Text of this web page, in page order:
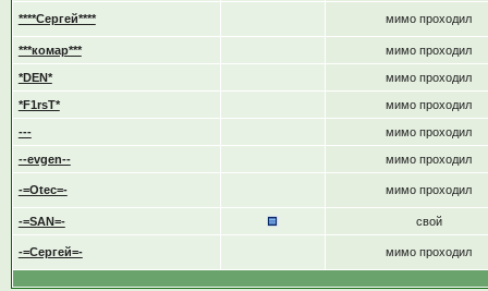
****Сергей**** мимо проходил
***комар*** мимо проходил
*DEN* мимо проходил
*F1rsT* мимо проходил
--- мимо проходил
--evgen-- мимо проходил
-=Otec=- мимо проходил
-=SAN=- свой
-=Сергей=- мимо проходил